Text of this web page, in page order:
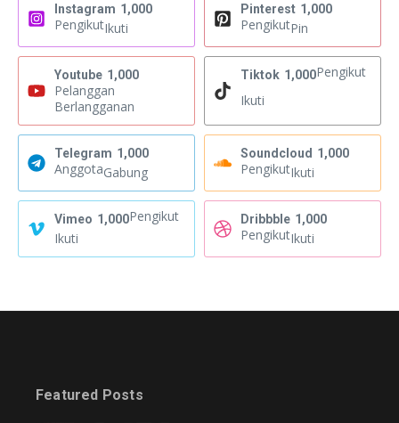
Instagram 1,000
PengikutIkuti
Pinterest 1,000
PengikutPin
Youtube 1,000
Pelanggan
Berlangganan
Tiktok 1,000Pengikut
Ikuti
Telegram 1,000
AnggotaGabung
Soundcloud 1,000
PengikutIkuti
Vimeo 1,000Pengikut
Ikuti
Dribbble 1,000
PengikutIkuti
Featured Posts